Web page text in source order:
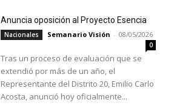
Anuncia oposición al Proyecto Esencia
Nacionales Semanario Visión - 08/05/2026
0
Tras un proceso de evaluación que se
extendió por más de un año, el
Representante del Distrito 20, Emilio Carlo
Acosta, anunció hoy oficialmente...